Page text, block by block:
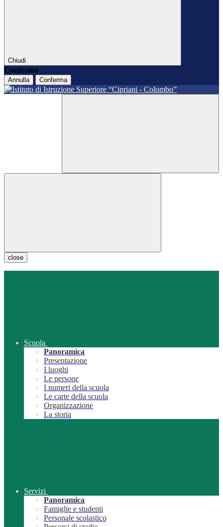
Chiudi
Conferma
Annulla Conferma
close
Scuola
Panoramica
Presentazione
I luoghi
Le persone
I numeri della scuola
Le carte della scuola
Organizzazione
La storia
Servizi
Panoramica
Famiglie e studenti
Personale scolastico